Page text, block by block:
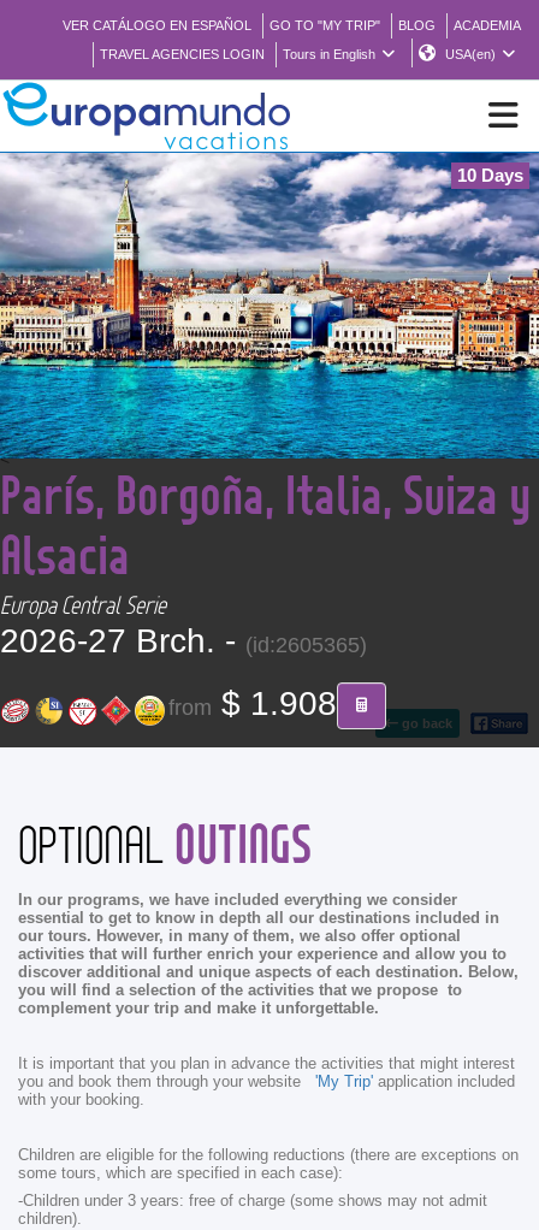
VER CATÁLOGO EN ESPAÑOL GO TO "MY TRIP" BLOG
ACADEMIA
TRAVEL AGENCIES LOGIN
Tours in English USA(en)
NEW
BROCHURE PDF
WHERE TO BUY
FEATURED
ABOUT US
10 Days
go back
<
París, Borgoña, Italia, Suiza y
Alsacia
Europa Central Serie
2026-27 Brch. - (id:2605365)
from $ 1.908
OPTIONALOUTINGS
In our programs, we have included everything we consider
essential to get to know in depth all our destinations included in
our tours. However, in many of them, we also offer optional
activities that will further enrich your experience and allow you to
discover additional and unique aspects of each destination. Below,
you will find a selection of the activities that we propose to
complement your trip and make it unforgettable.
It is important that you plan in advance the activities that might interest
you and book them through your website 'My Trip' application included
with your booking.
Children are eligible for the following reductions (there are exceptions on
some tours, which are specified in each case):
-Children under 3 years: free of charge (some shows may not admit
children).